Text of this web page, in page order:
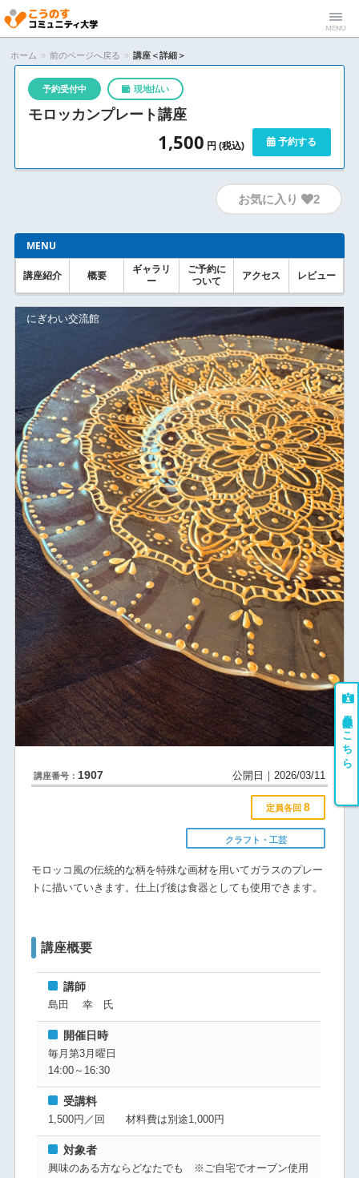
こうのすコ
ミュニティ
大学
ホーム » 前のページへ戻る » 講座＜詳細＞
予約受付中 現地払い
モロッカンプレート講座
予約する
1,500 円 (税込)
お気に入り 2
MENU
講座紹介 概要
ギャラリ
ー
ご予約に
ついて
アクセス レビュー
にぎわい交流館
講座番号： 1907 公開日｜2026/03/11
定員各回 8
クラフト・工芸
モロッコ風の伝統的な柄を特殊な画材を用いてガラスのプレー
トに描いていきます。仕上げ後は食器としても使用できます。
講座概要
講師
島田 幸 氏
開催日時
毎月第3月曜日
14:00～16:30
受講料
1,500円／回 材料費は別途1,000円
対象者
興味のある方ならどなたでも ※ご自宅でオーブン使用
会員登録はこちら